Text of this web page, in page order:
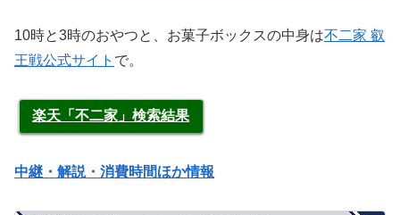
10時と3時のおやつと、お菓子ボックスの中身は不二家 叡
王戦公式サイト で。
楽天「不二家」検索結果
中継・解説・消費時間ほか情報